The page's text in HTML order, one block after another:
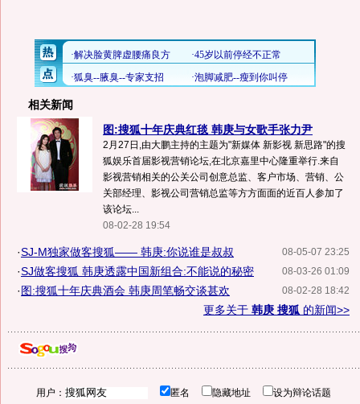
相关新闻
图:搜狐十年庆典红毯 韩庚与女歌手张力尹
2月27日,由大鹏主持的主题为"新媒体 新影视 新思路"的搜
狐娱乐首届影视营销论坛,在北京嘉里中心隆重举行.来自
影视营销相关的公关公司创意总监、客户市场、营销、公
关部经理、影视公司营销总监等方方面面的近百人参加了
该论坛...
08-02-28 19:54
08-05-07 23:25
·SJ-M独家做客搜狐—— 韩庚:你说谁是叔叔
08-03-26 01:09
·SJ做客搜狐 韩庚透露中国新组合:不能说的秘密
08-02-28 18:42
·图:搜狐十年庆典酒会 韩庚周笔畅交谈甚欢
更多关于 韩庚 搜狐 的新闻>>
用户： 匿名 隐藏地址 设为辩论话题